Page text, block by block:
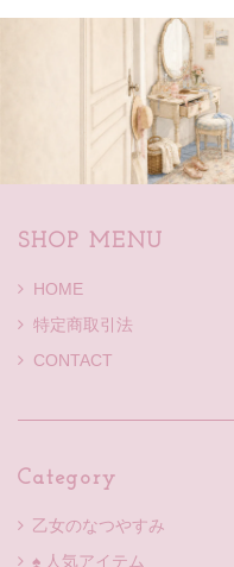
SHOP MENU
HOME
特定商取引法
CONTACT
Category
乙女のなつやすみ
♠ 人気アイテム